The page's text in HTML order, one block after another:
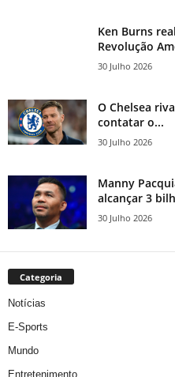
Ken Burns
Revolução
30 Julho 2026
O Chelsea
contatar o...
30 Julho 2026
Manny
alcançar 3
30 Julho 2026
Categoria
Notícias
E-Sports
Mundo
Entretenimento